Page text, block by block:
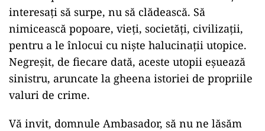
interesați să surpe, nu să clădească. Să
nimicească popoare, vieți, societăți, civilizații,
pentru a le înlocui cu niște halucinații utopice.
Negreșit, de fiecare dată, aceste utopii eșuează
sinistru, aruncate la gheena istoriei de propriile
valuri de crime.
Vă invit, domnule Ambasador, să nu ne lăsăm